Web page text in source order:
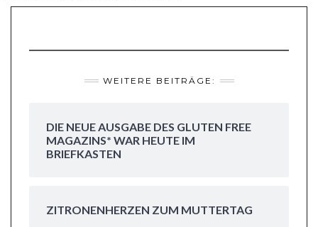
WEITERE BEITRÄGE:
DIE NEUE AUSGABE DES GLUTEN FREE
MAGAZINS* WAR HEUTE IM
BRIEFKASTEN
ZITRONENHERZEN ZUM MUTTERTAG